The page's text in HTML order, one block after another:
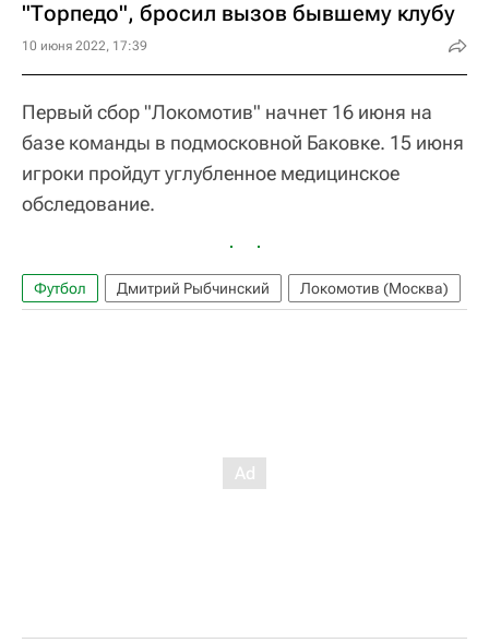
"Торпедо", бросил вызов бывшему клубу
10 июня 2022, 17:39
Первый сбор "Локомотив" начнет 16 июня на
базе команды в подмосковной Баковке. 15 июня
игроки пройдут углубленное медицинское
обследование.
Футбол Дмитрий Рыбчинский Локомотив (Москва)